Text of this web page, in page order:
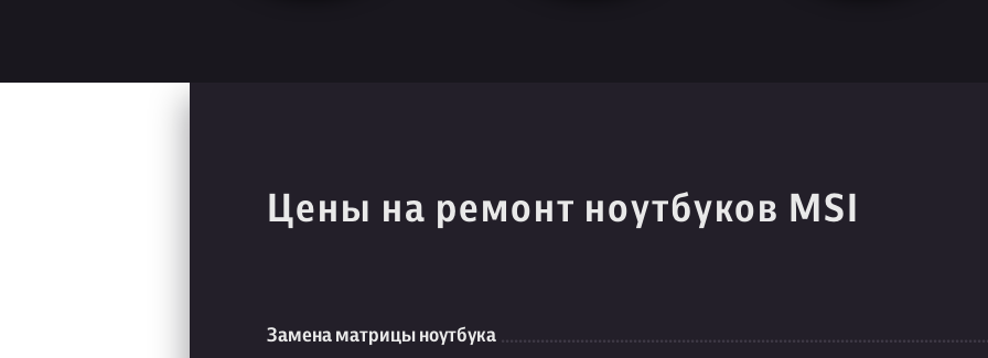
Цены на ремонт ноутбуков MSI
Замена матрицы ноутбука